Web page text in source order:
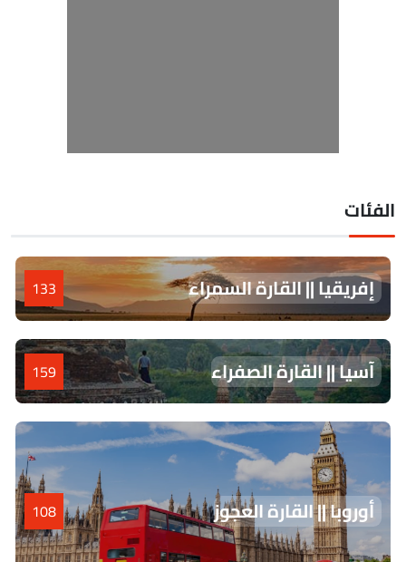
إفريقيا || القارة السمراء 133
آسيا || القارة الصفراء 159
أوروبا || القارة العجوز 108